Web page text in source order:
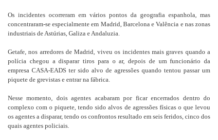
Os incidentes ocorreram em vários pontos da geografia espanhola, mas
concentraram-se especialmente em Madrid, Barcelona e Valência e nas zonas
industriais de Astúrias, Galiza e Andaluzia.
Getafe, nos arredores de Madrid, viveu os incidentes mais graves quando a
polícia chegou a disparar tiros para o ar, depois de um funcionário da
empresa CASA-EADS ter sido alvo de agressões quando tentou passar um
piquete de grevistas e entrar na fábrica.
Nesse momento, dois agentes acabaram por ficar encerrados dentro do
complexo com o piquete, tendo sido alvos de agressões físicas o que levou
os agentes a disparar, tendo os confrontos resultado em seis feridos, cinco dos
quais agentes policiais.